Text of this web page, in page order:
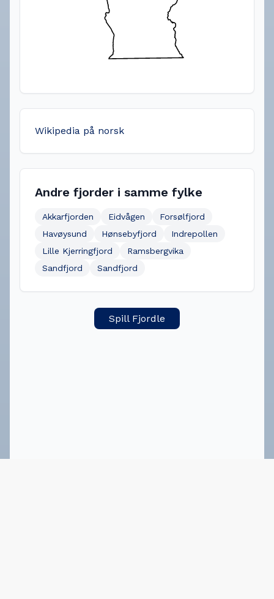
Wikipedia på norsk
Andre fjorder i samme fylke
Akkarfjorden Eidvågen
Forsølfjord
Havøysund
Hønsebyfjord
Indrepollen
Lille Kjerringfjord
Ramsbergvika
Sandfjord
Sandfjord
Spill Fjordle